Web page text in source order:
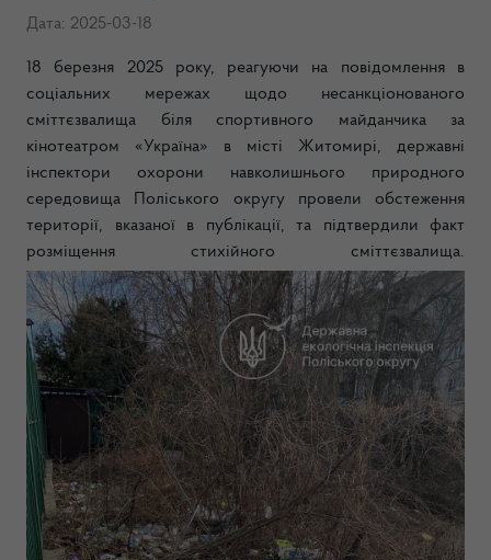
Дата: 2025-03-18
18 березня 2025 року, реагуючи на повідомлення в
соціальних мережах щодо несанкціонованого
сміттєзвалища біля спортивного майданчика за
кінотеатром «Україна» в місті Житомирі, державні
інспектори охорони навколишнього природного
середовища Поліського округу провели обстеження
території, вказаної в публікації, та підтвердили факт
розміщення стихійного сміттєзвалища.